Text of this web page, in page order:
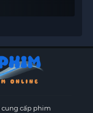
cung cấp phim